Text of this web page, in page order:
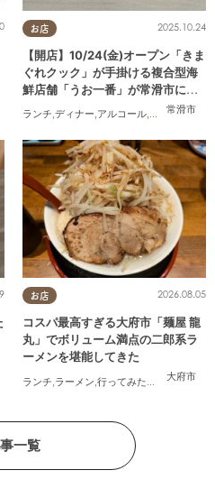
知多市, 東浦町, 阿久比町,半田市 常滑市,武豊
お店
常滑市
2025.10.24
【開店】10/24(金)オープン「きま
ぐれクック」が手掛ける複合型海
鮮店舗「うお一番」が常滑市に誕
ランチ,ディナー,アルコール,開店,まちネタ
お店
大府市
2026.08.05
コスパ最高すぎる大府市「麺屋 龍
丸」でボリューム満点の二郎系ラ
ーメンを堪能してきた
ランチ,ラーメン,行ってみたレポ ,おひとり
一覧